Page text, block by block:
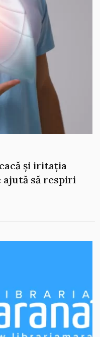
și iritația
ajută să respiri